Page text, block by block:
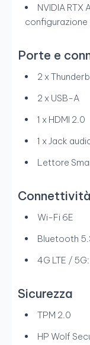
NVIDIA
configurazione
Porte e
2 x
2 x USB-A
1 x HDMI 2.0
1 x Jack
Lettore
Connettività
Wi-Fi 6E
Bluetooth
4G LTE /
Sicurezza
TPM 2.0
HP Wolf